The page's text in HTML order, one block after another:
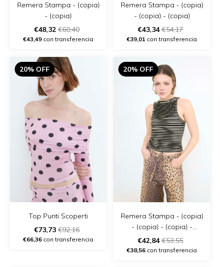
Remera Stampa - (copia)
- (copia)
€48,32 €60,40
€43,49 con transferencia
Remera Stampa - (copia)
- (copia) - (copia)
€43,34€54,17
€39,01 con transferencia
20% OFF
Top Punti Scoperti
€73,73 €92,16
€66,36 con transferencia
20% OFF
Remera Stampa - (copia)
- (copia) - (copia) -
(copia) - (copia)
€42,84€53,55
€38,56 con transferencia